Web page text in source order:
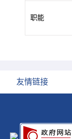
职能
友情链接